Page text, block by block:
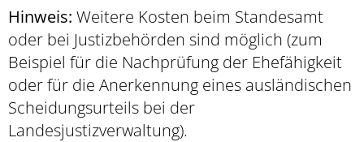
Hinweis: Weitere Kosten beim Standesamt
oder bei Justizbehörden sind möglich (zum
Beispiel für die Nachprüfung der Ehefähigkeit
oder für die Anerkennung eines ausländischen
Scheidungsurteils bei der
Landesjustizverwaltung).